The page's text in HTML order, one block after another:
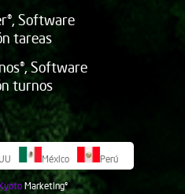
Software
tareas
Software
turnos
México Perú
Marketing©